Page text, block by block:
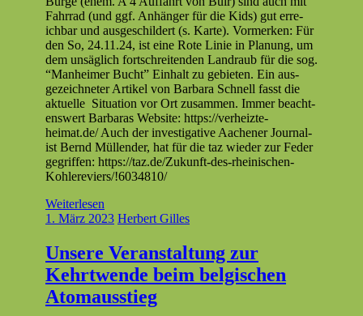
Fahrrad (und ggf. Anhänger für die Kids) gut erre­
ich­bar und aus­geschildert (s. Karte). Vormerken: Für
den So, 24.11.24, ist eine Rote Lin­ie in Pla­nung, um
dem unsäglich fortschre­i­t­en­den Lan­draub für die sog.
“Man­heimer Bucht” Ein­halt zu gebi­eten. Ein aus­
geze­ich­neter Artikel von Bar­bara Schnell fasst die
aktuelle Sit­u­a­tion vor Ort zusam­men. Immer beacht­
enswert Bar­baras Web­site: https://verheizte-
heimat.de/ Auch der inves­tiga­tive Aach­en­er Jour­nal­
ist Bernd Mül­len­der, hat für die taz wieder zur Fed­er
gegrif­f­en: https://taz.de/Zukunft-des-rheinischen-
Kohlereviers/!6034810/
Weiterlesen
1. März 2023 Herbert Gilles
Unsere Veranstaltung zur
Kehrtwende beim belgischen
Atomausstieg